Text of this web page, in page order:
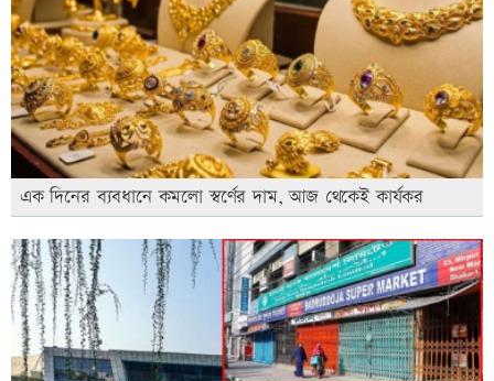
এক দিনের ব্যবধানে কমলো স্বর্ণের দাম, আজ থেকেই কার্যকর